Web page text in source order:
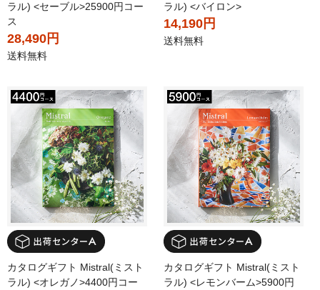
ラル) <セーブル>25900円コー
ス
28,490円
送料無料
ラル) <バイロン>
14,190円
送料無料
カタログギフト Mistral(ミスト
ラル) <オレガノ>4400円コー
カタログギフト Mistral(ミスト
ラル) <レモンバーム>5900円